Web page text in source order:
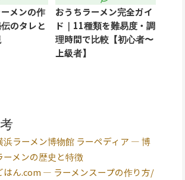
メンの作
のタレと
おうちラーメン完全ガイ
ド｜11種類を難易度・調
理時間で比較【初心者〜
上級者】
浜ラーメン博物館 ラーペディア — 博
ーメンの歴史と特徴
はん.com — ラーメンスープの作り方/